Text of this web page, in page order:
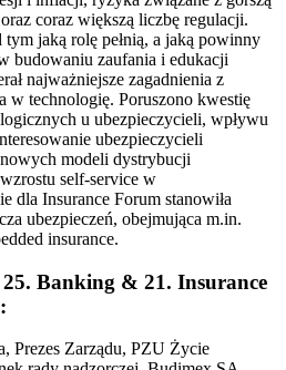
coraz większą liczbę regulacji.
jaką rolę pełnią, a jaką powinny
budowaniu zaufania i edukacji
najważniejsze zagadnienia z
w technologię. Poruszono kwestię
u ubezpieczycieli, wpływu
ubezpieczycieli
modeli dystrybucji
self-service w
dla Insurance Forum stanowiła
ubezpieczeń, obejmująca m.in.
insurance.
Banking & 21. Insurance
Prezes Zarządu, PZU Życie